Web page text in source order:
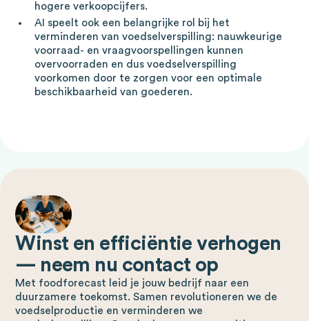
hogere verkoopcijfers.
AI speelt ook een belangrijke rol bij het
verminderen van voedselverspilling: nauwkeurige
voorraad- en vraagvoorspellingen kunnen
overvoorraden en dus voedselverspilling
voorkomen door te zorgen voor een optimale
beschikbaarheid van goederen.
Winst en efficiëntie verhogen
— neem nu contact op
Met foodforecast leid je jouw bedrijf naar een
duurzamere toekomst. Samen revolutioneren we de
voedselproductie en verminderen we